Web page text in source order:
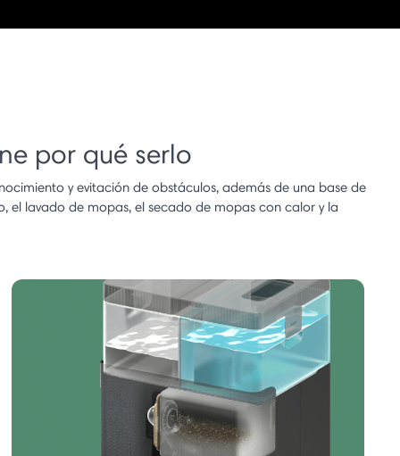
por qué serlo
y evitación de obstáculos, además de una base de
lavado de mopas, el secado de mopas con calor y la